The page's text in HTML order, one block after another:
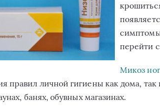
симптомы
перейти
Микоз
правил личной гигиены как дома, так
банях, обувных магазинах.